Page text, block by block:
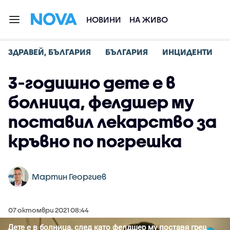
НОВИНИ НА ЖИВО
ЗДРАВЕЙ, БЪЛГАРИЯ БЪЛГАРИЯ ИНЦИДЕНТИ
3-годишно дете е в
болница, фелдшер му
поставил лекарство за
кръвно по погрешка
Мартин Георгиев
07 октомври 2021 08:44